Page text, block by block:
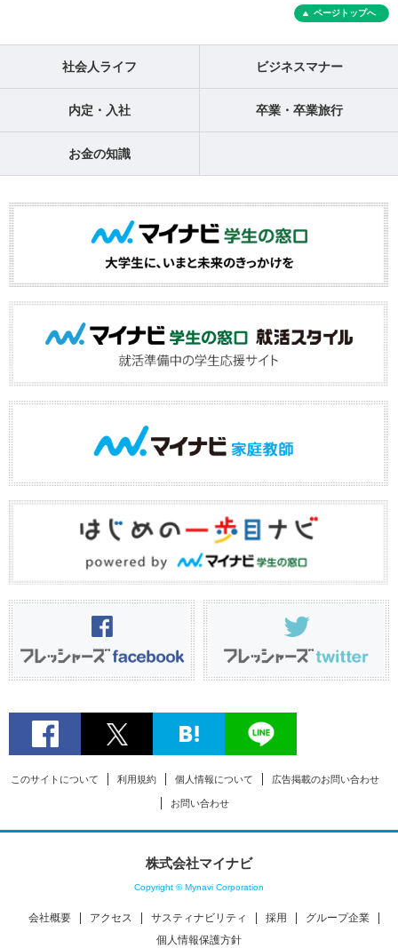
ページトップへ
社会人ライフ ビジネスマナー
内定・入社 卒業・卒業旅行
お金の知識
このサイトについて 利用規約 個人情報について 広告掲載のお問い合わせ
お問い合わせ
株式会社マイナビ
Copyright © Mynavi Corporation
会社概要 アクセス サスティナビリティ 採用
グループ企業
個人情報保護方針